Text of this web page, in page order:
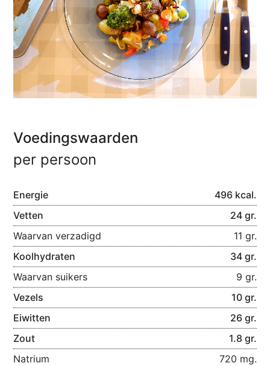
Voedingswaarden
per persoon
Energie
496 kcal.
Vetten
24 gr.
Waarvan verzadigd
11 gr.
Koolhydraten
34 gr.
Waarvan suikers
9 gr.
Vezels
10 gr.
Eiwitten
26 gr.
Zout
1.8 gr.
Natrium
720 mg.